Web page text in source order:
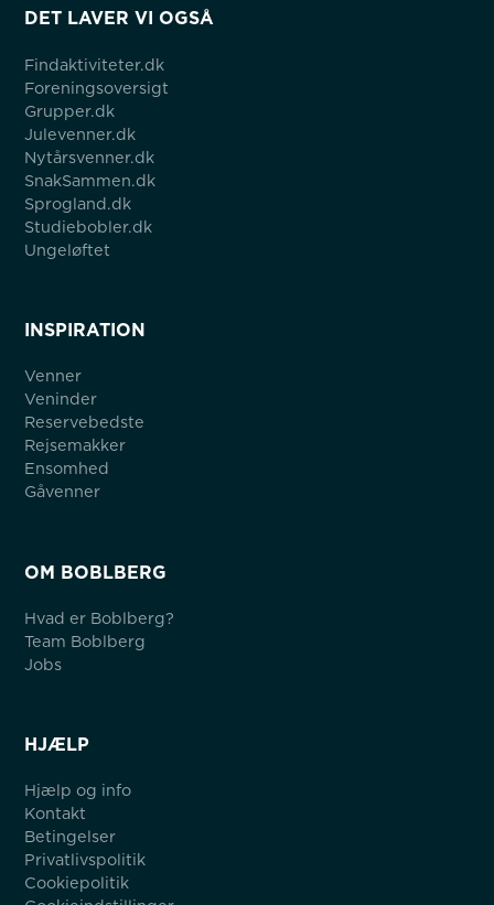
DET LAVER VI OGSÅ
Findaktiviteter.dk
Foreningsoversigt
Grupper.dk
Julevenner.dk
Nytårsvenner.dk
SnakSammen.dk
Sprogland.dk
Studiebobler.dk
Ungeløftet
INSPIRATION
Venner
Veninder
Reservebedste
Rejsemakker
Ensomhed
Gåvenner
OM BOBLBERG
Hvad er Boblberg?
Team Boblberg
Jobs
HJÆLP
Hjælp og info
Kontakt
Betingelser
Privatlivspolitik
Cookiepolitik